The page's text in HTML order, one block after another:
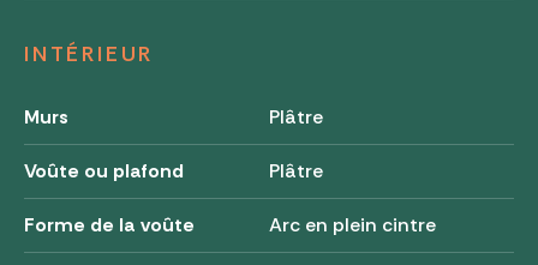
INTÉRIEUR
Murs Plâtre
Voûte ou plafond Plâtre
Forme de la voûte Arc en plein cintre